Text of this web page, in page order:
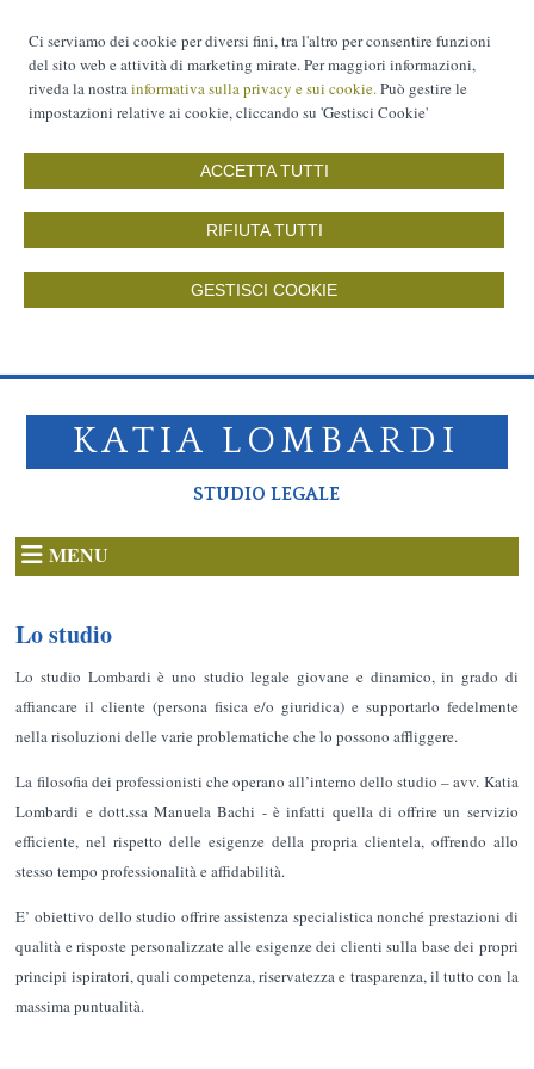
Ci serviamo dei cookie per diversi fini, tra l'altro per consentire funzioni
del sito web e attività di marketing mirate. Per maggiori informazioni,
riveda la nostrainformativa sulla privacy e sui cookie.Può gestire le
impostazioni relative ai cookie, cliccando su 'Gestisci Cookie'
ACCETTA TUTTI
RIFIUTA TUTTI
GESTISCI COOKIE
KATIA LOMBARDI
STUDIO LEGALE
MENU
Lo studio
Lo studio Lombardi è uno studio legale giovane e dinamico, in grado di
affiancare il cliente (persona fisica e/o giuridica) e supportarlo fedelmente
nella risoluzioni delle varie problematiche che lo possono affliggere.
La filosofia dei professionisti che operano all’interno dello studio – avv. Katia
Lombardi e dott.ssa Manuela Bachi - è infatti quella di offrire un servizio
efficiente, nel rispetto delle esigenze della propria clientela, offrendo allo
stesso tempo professionalità e affidabilità.
E’ obiettivo dello studio offrire assistenza specialistica nonché prestazioni di
qualità e risposte personalizzate alle esigenze dei clienti sulla base dei propri
principi ispiratori, quali competenza, riservatezza e trasparenza, il tutto con la
massima puntualità.